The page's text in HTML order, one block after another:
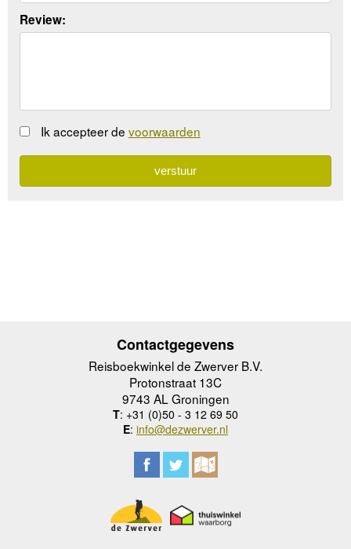
Review:
Ik accepteer de voorwaarden
Contactgegevens
Reisboekwinkel de Zwerver B.V.
Protonstraat 13C
9743 AL Groningen
T: +31 (0)50 - 3 12 69 50
E: info@dezwerver.nl